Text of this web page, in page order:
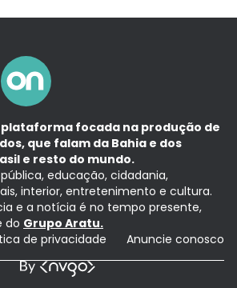
plataforma focada na produção de
que falam da Bahia e dos
e resto do mundo.
educação, cidadania,
interior, entretenimento e cultura.
e a notícia é no tempo presente,
do Grupo Aratu.
de privacidade Anuncie conosco